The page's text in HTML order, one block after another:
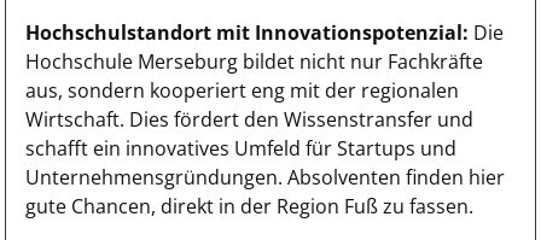
Hochschulstandort mit Innovationspotenzial: Die
Hochschule Merseburg bildet nicht nur Fachkräfte
aus, sondern kooperiert eng mit der regionalen
Wirtschaft. Dies fördert den Wissenstransfer und
schafft ein innovatives Umfeld für Startups und
Unternehmensgründungen. Absolventen finden hier
gute Chancen, direkt in der Region Fuß zu fassen.